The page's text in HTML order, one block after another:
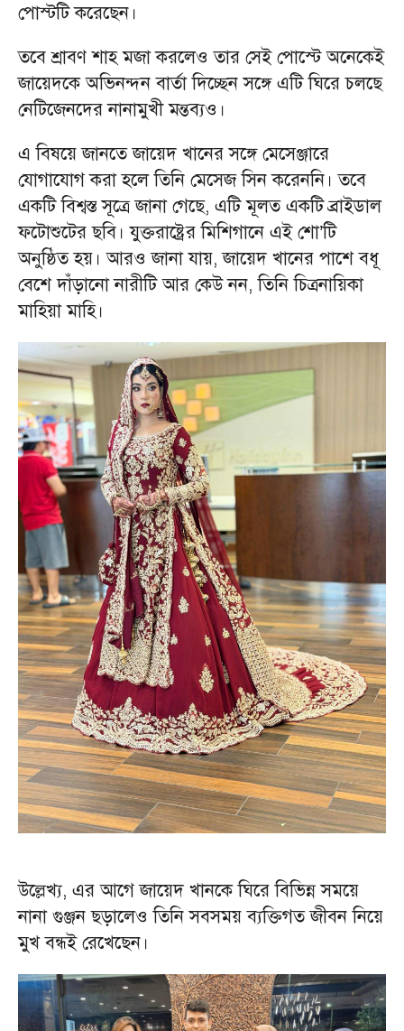
পোস্টটি করেছেন।
তবে শ্রাবণ শাহ মজা করলেও তার সেই পোস্টে অনেকেই
জায়েদকে অভিনন্দন বার্তা দিচ্ছেন সঙ্গে এটি ঘিরে চলছে
নেটিজেনদের নানামুখী মন্তব্যও।
এ বিষয়ে জানতে জায়েদ খানের সঙ্গে মেসেঞ্জারে
যোগাযোগ করা হলে তিনি মেসেজ সিন করেননি। তবে
একটি বিশ্বস্ত সূত্রে জানা গেছে, এটি মূলত একটি ব্রাইডাল
ফটোশুটের ছবি। যুক্তরাষ্ট্রের মিশিগানে এই শো’টি
অনুষ্ঠিত হয়। আরও জানা যায়, জায়েদ খানের পাশে বধূ
বেশে দাঁড়ানো নারীটি আর কেউ নন, তিনি চিত্রনায়িকা
মাহিয়া মাহি।
উল্লেখ্য, এর আগে জায়েদ খানকে ঘিরে বিভিন্ন সময়ে
নানা গুঞ্জন ছড়ালেও তিনি সবসময় ব্যক্তিগত জীবন নিয়ে
মুখ বন্ধই রেখেছেন।